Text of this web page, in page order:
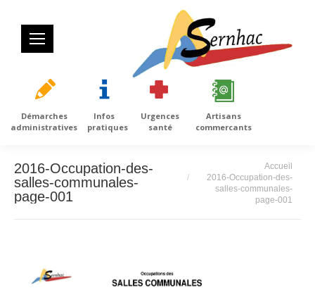
Démarches
administratives
Infos
pratiques
Urgences
santé
Artisans
commercants
2016-Occupation-des-
salles-communales-
page-001
Accueil
2016-Occupation-des-
salles-communales-
page-001